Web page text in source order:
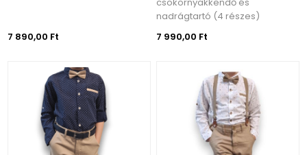
7 890,00 Ft
nadrágtartó (4 részes)
7 990,00 Ft